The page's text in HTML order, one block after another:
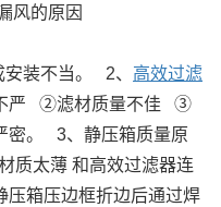
风的原因
装不当。 2、 高效过滤
严 ②滤材质量不佳
③
。
3、静压箱质量原
太薄 和高效过滤器连
箱压边框折边后通过焊